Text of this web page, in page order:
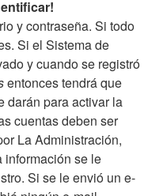
y contraseña. Si todo
Si el Sistema de
y cuando se registró
entonces tendrá que
darán para activar la
cuentas deben ser
La Administración,
información se le
Si se le envió un e-